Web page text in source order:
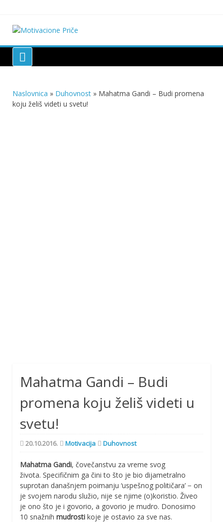
content
Motivacione Priče
Naslovnica » Duhovnost » Mahatma Gandi – Budi promena
koju želiš videti u svetu!
Mahatma Gandi – Budi
promena koju želiš videti u
svetu!
20.10.2016. Motivacija Duhovnost
Mahatma Gandi, čovečanstvu za vreme svog
života. Specifičnim ga čini to što je bio dijametralno
suprotan današnjem poimanju ‘uspešnog političara’ − on
je svojem narodu služio, nije se njime (o)koristio. Živeo
je ono što je i govorio, a govorio je mudro. Donosimo
10 snažnih mudrosti koje je ostavio za sve nas.